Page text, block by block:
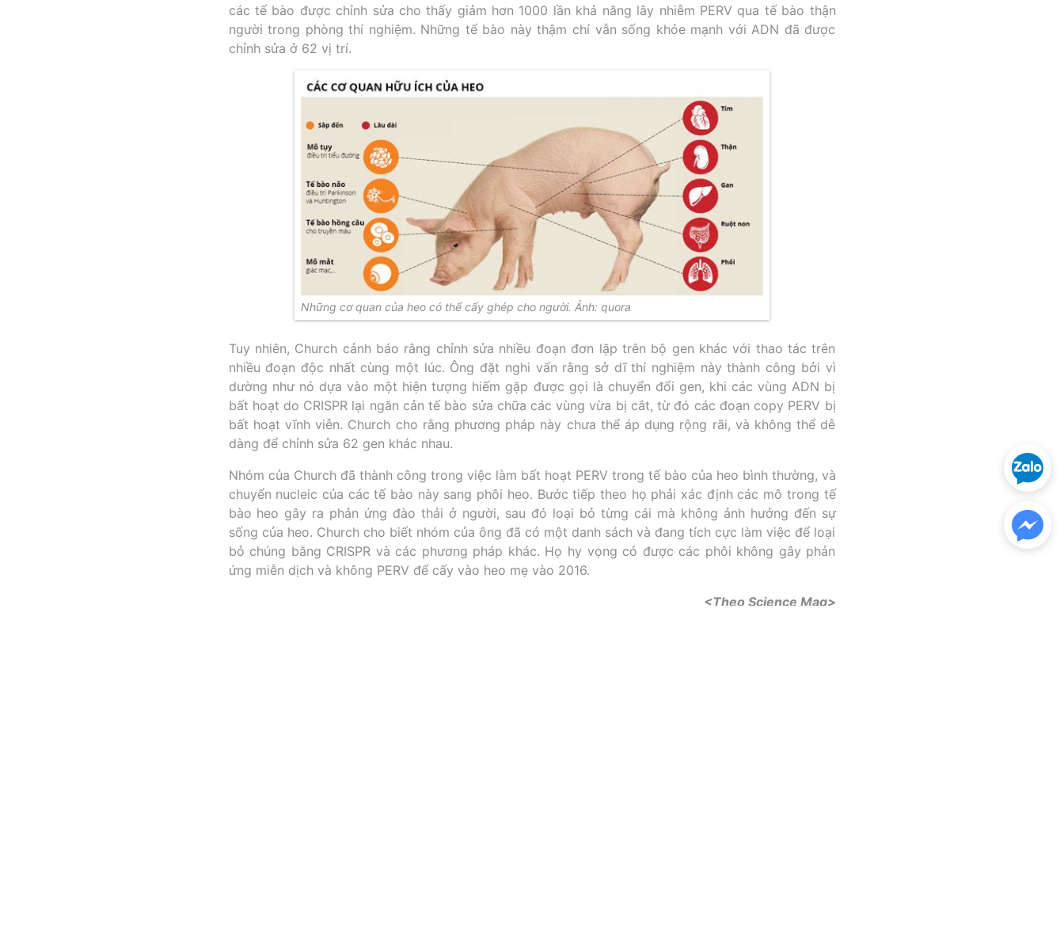
các tế bào được chỉnh sửa cho thấy giảm hơn 1000 lần khả năng lây nhiễm PERV qua tế bào thận
người trong phòng thí nghiệm. Những tế bào này thậm chí vẫn sống khỏe mạnh với ADN đã được
chỉnh sửa ở 62 vị trí.
Những cơ quan của heo có thể cấy ghép cho người. Ảnh: quora
Tuy nhiên, Church cảnh báo rằng chỉnh sửa nhiều đoạn đơn lặp trên bộ gen khác với thao tác trên
nhiều đoạn độc nhất cùng một lúc. Ông đặt nghi vấn rằng sở dĩ thí nghiệm này thành công bởi vì
dường như nó dựa vào một hiện tượng hiếm gặp được gọi là chuyển đổi gen, khi các vùng ADN bị
bất hoạt do CRISPR lại ngăn cản tế bào sửa chữa các vùng vừa bị cắt, từ đó các đoạn copy PERV bị
bất hoạt vĩnh viễn. Church cho rằng phương pháp này chưa thể áp dụng rộng rãi, và không thể dễ
dàng để chỉnh sửa 62 gen khác nhau.
Nhóm của Church đã thành công trong việc làm bất hoạt PERV trong tế bào của heo bình thường, và
chuyển nucleic của các tế bào này sang phôi heo. Bước tiếp theo họ phải xác định các mô trong tế
bào heo gây ra phản ứng đào thải ở người, sau đó loại bỏ từng cái mà không ảnh hưởng đến sự
sống của heo. Church cho biết nhóm của ông đã có một danh sách và đang tích cực làm việc để loại
bỏ chúng bằng CRISPR và các phương pháp khác. Họ hy vọng có được các phôi không gây phản
ứng miễn dịch và không PERV để cấy vào heo mẹ vào 2016.
<Theo Science Mag>